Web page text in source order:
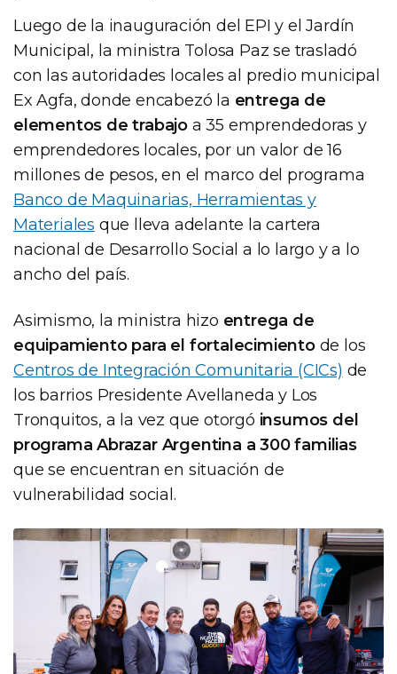
Luego de la inauguración del EPI y el Jardín
Municipal, la ministra Tolosa Paz se trasladó
con las autoridades locales al predio municipal
Ex Agfa, donde encabezó la entrega de
elementos de trabajo a 35 emprendedoras y
emprendedores locales, por un valor de 16
millones de pesos, en el marco del programa
Banco de Maquinarias, Herramientas y
Materiales que lleva adelante la cartera
nacional de Desarrollo Social a lo largo y a lo
ancho del país.
Asimismo, la ministra hizo entrega de
equipamiento para el fortalecimientode los
Centros de Integración Comunitaria (CICs) de
los barrios Presidente Avellaneda y Los
Tronquitos, a la vez que otorgó insumos del
programa Abrazar Argentina a 300 familias
que se encuentran en situación de
vulnerabilidad social.